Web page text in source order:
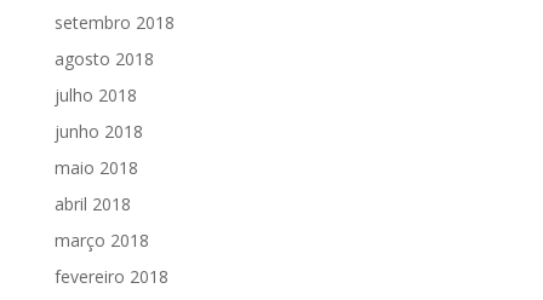
setembro 2018
agosto 2018
julho 2018
junho 2018
maio 2018
abril 2018
março 2018
fevereiro 2018